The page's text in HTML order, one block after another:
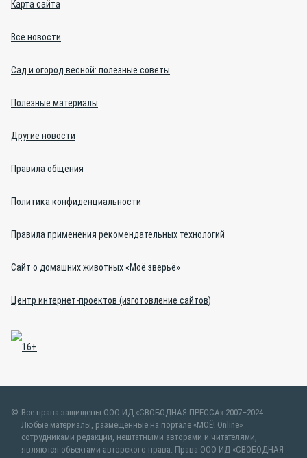
Карта сайта
Все новости
Сад и огород весной: полезные советы
Полезные материалы
Другие новости
Правила общения
Политика конфиденциальности
Правила применения рекомендательных технологий
Сайт о домашних животных «Моё зверьё»
Центр интернет-проектов (изготовление сайтов)
Все права защищены ООО ИД «СВОБОДНАЯ ПРЕССА» 2007–2024
Любые материалы, размещенные на портале «МОЁ! Online»
сотрудниками редакции, нештатными авторами и читателями,
являются объектами авторского права. Права ООО ИД «СВОБОДНАЯ